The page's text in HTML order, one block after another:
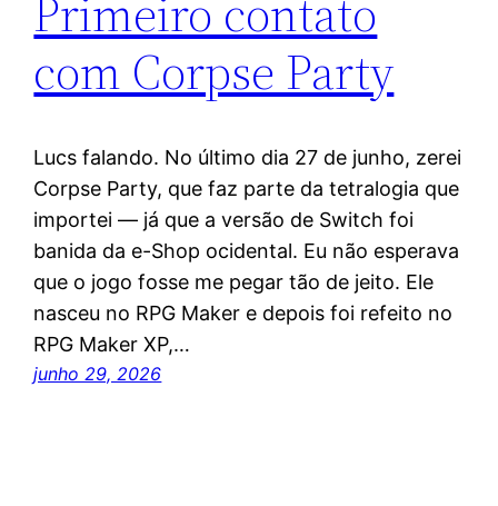
Primeiro contato
com Corpse Party
Lucs falando. No último dia 27 de junho, zerei
Corpse Party, que faz parte da tetralogia que
importei — já que a versão de Switch foi
banida da e-Shop ocidental. ​Eu não esperava
que o jogo fosse me pegar tão de jeito. Ele
nasceu no RPG Maker e depois foi refeito no
RPG Maker XP,…
junho 29, 2026